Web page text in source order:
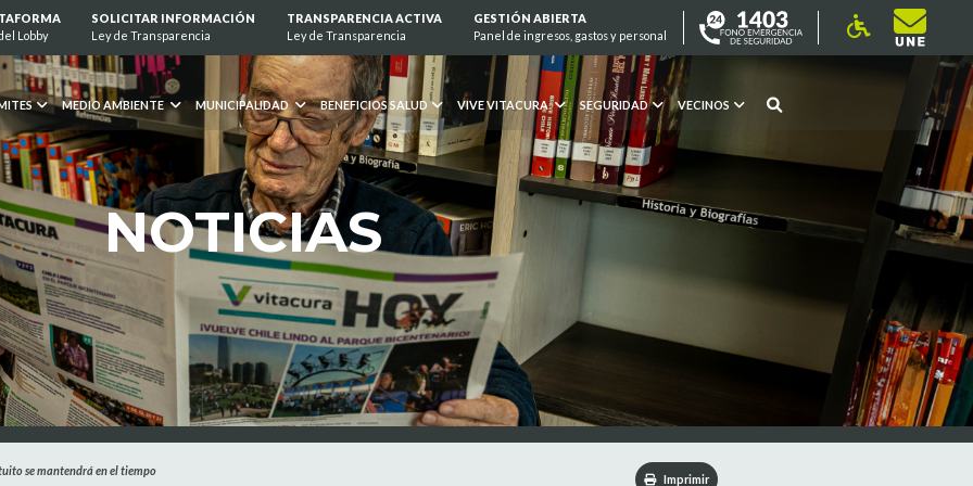
Lobby
SOLICITAR INFORMACIÓN
Ley de Transparencia
TRANSPARENCIA ACTIVA
Ley de Transparencia
GESTIÓN ABIERTA
Panel de ingresos, gastos y personal
MEDIO AMBIENTE MUNICIPALIDAD BENEFICIOS SALUD VIVE VITACURA SEGURIDAD VECINOS
NOTICIAS
se mantendrá en el tiempo
Imprimir